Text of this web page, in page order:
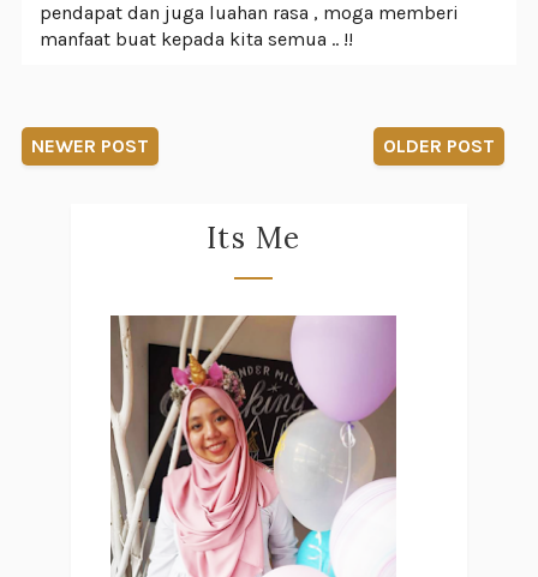
pendapat dan juga luahan rasa , moga memberi
manfaat buat kepada kita semua .. !!
NEWER POST OLDER POST
Its Me